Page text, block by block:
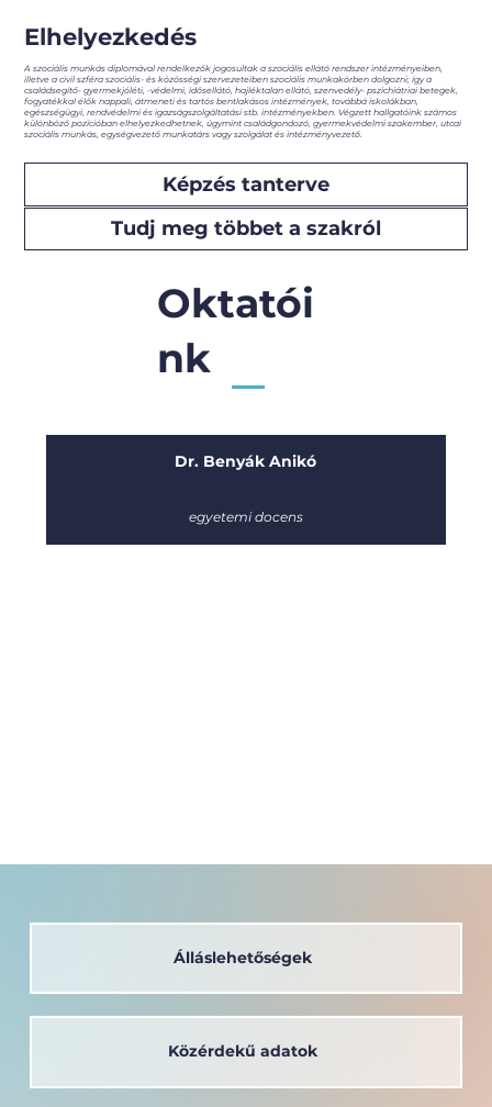
Elhelyezkedés
A szociális munkás diplomával rendelkezők jogosultak a szociális ellátó rendszer intézményeiben,
illetve a civil szféra szociális- és közösségi szervezeteiben szociális munkakörben dolgozni; így a
családsegítő- gyermekjóléti, -védelmi, idősellátó, hajléktalan ellátó, szenvedély- pszichiátriai betegek,
fogyatékkal élők nappali, átmeneti és tartós bentlakásos intézmények, továbbá iskolákban,
egészségügyi, rendvédelmi és igazságszolgáltatási stb. intézményekben. Végzett hallgatóink számos
különböző pozícióban elhelyezkedhetnek, úgymint családgondozó, gyermekvédelmi szakember, utcai
szociális munkás, egységvezető munkatárs vagy szolgálat és intézményvezető.
Képzés tanterve
Tudj meg többet a szakról
Oktatói
nk
Dr. Benyák Anikó
egyetemi docens
Álláslehetőségek
Közérdekű adatok